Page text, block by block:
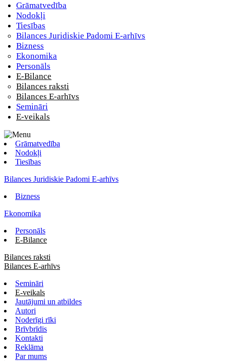
Grāmatvedība
Nodokļi
Tiesības
Bilances Juridiskie Padomi E-arhīvs
Bizness
Ekonomika
Personāls
E-Bilance
Bilances raksti
Bilances E-arhīvs
Semināri
E-veikals
Grāmatvedība
Nodokļi
Tiesības
Bilances Juridiskie Padomi E-arhīvs
Bizness
Ekonomika
Personāls
E-Bilance
Bilances raksti
Bilances E-arhīvs
Semināri
E-veikals
Jautājumi un atbildes
Autori
Noderīgi rīki
Brīvbrīdis
Kontakti
Reklāma
Par mums